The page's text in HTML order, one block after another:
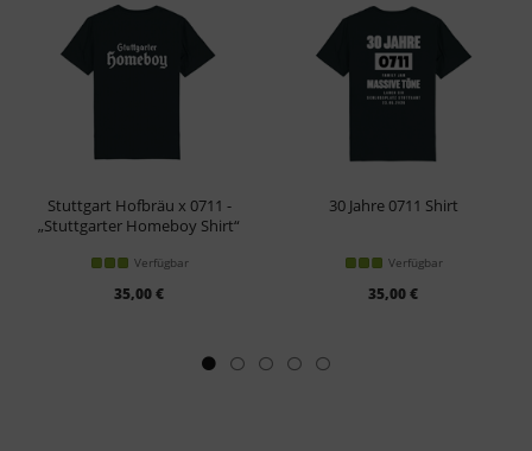
Stuttgart Hofbräu x 0711 -
„Stuttgarter Homeboy Shirt“
Verfügbar
35,00 €
30 Jahre 0711 Shirt
Verfügbar
35,00 €